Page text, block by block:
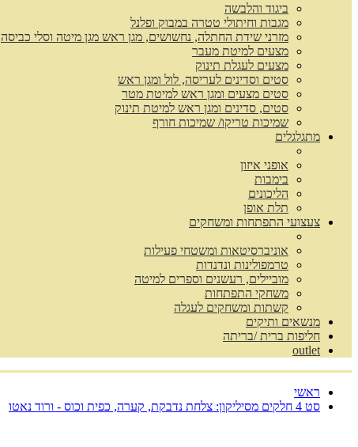
ביגוד והלבשה
מגבות וחיתולי טטרה במבוק ופלנל
מזרני שידת החתלה, נחשושים, מגן ראש מגן מיטה וסלי כביסה
מצעים למיטת מעבר
מצעים לעגלת תינוק
סטים וסדינים לעריסה, לול ומגן ראש
סטים מצעים ומגן ראש למיטת מטר
סטים, סדינים ומגן ראש למיטת תינוק
שמיכות טריקו/ שמיכות חורף
מתגלגלים
אופני איזון
בימבות
הליכונים
תלת אופן
צעצועי התפתחות ומשחקים
אוניברסיטאות ומשטחי פעילות
טרמפולינות ונדנדות
מוביילים, רעשנים וספרים למיטה
משחקי התפתחות
קשתות ומשחקים לעגלה
מנשאים ותיקים
חליפות ברית /בריתה
outlet
ראשי
סט 4 חלקים מסיליקון: צלחת נדבקת, קערה, כפית וכוס - ורוד נאטו